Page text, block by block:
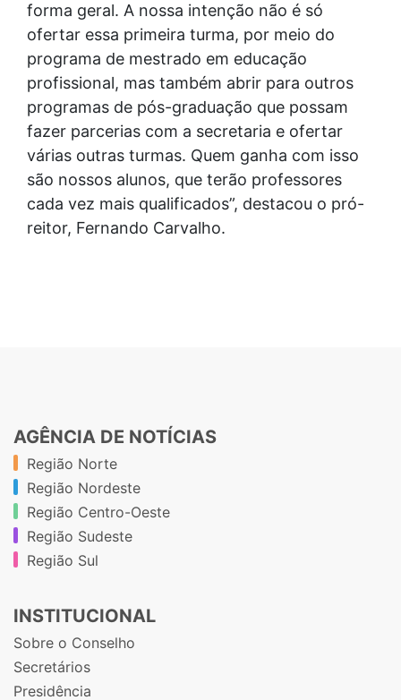
forma geral. A nossa intenção não é só
ofertar essa primeira turma, por meio do
programa de mestrado em educação
profissional, mas também abrir para outros
programas de pós-graduação que possam
fazer parcerias com a secretaria e ofertar
várias outras turmas. Quem ganha com isso
são nossos alunos, que terão professores
cada vez mais qualificados”, destacou o pró-
reitor, Fernando Carvalho.
AGÊNCIA DE NOTÍCIAS
Região Norte
Região Nordeste
Região Centro-Oeste
Região Sudeste
Região Sul
INSTITUCIONAL
Sobre o Conselho
Secretários
Presidência